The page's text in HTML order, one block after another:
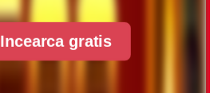
Incearca gratis